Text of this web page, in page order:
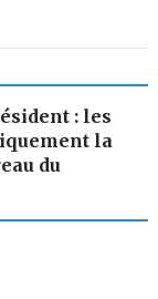
: les
la
du